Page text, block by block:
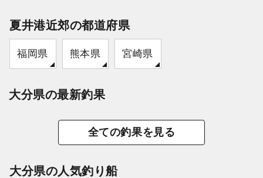
夏井港近郊の都道府県
福岡県 熊本県 宮崎県
大分県の最新釣果
全ての釣果を見る
大分県の人気釣り船